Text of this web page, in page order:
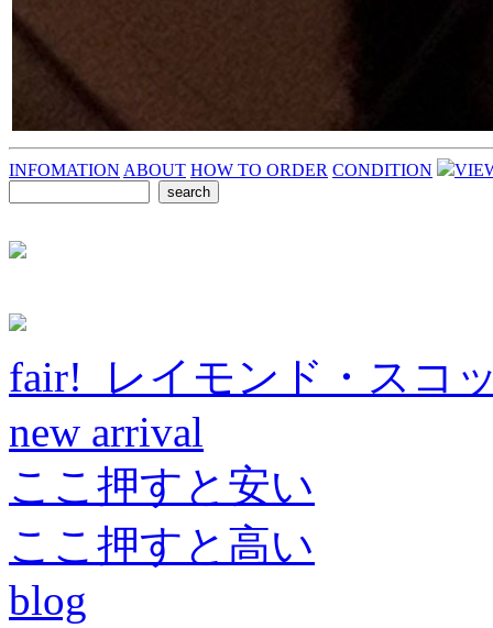
INFOMATION ABOUT HOW TO ORDER CONDITION
fair! レイモンド・スコ
new arrival
ここ押すと安い
ここ押すと高い
blog